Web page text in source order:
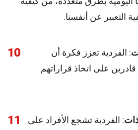
التعبير عن أنفسنا.
10
: الفردية تعزز فكرة أن
على اتخاذ قراراتهم
11
: الفردية تشجع الأفراد على